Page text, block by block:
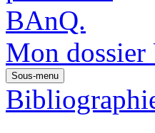
Mon dossier
Sous-menu